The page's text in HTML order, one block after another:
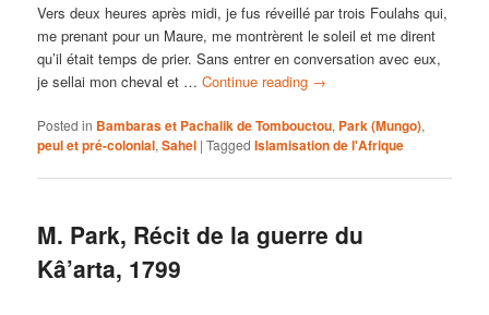
Vers deux heures après midi, je fus réveillé par trois Foulahs qui,
me prenant pour un Maure, me montrèrent le soleil et me dirent
qu’il était temps de prier. Sans entrer en conversation avec eux,
je sellai mon cheval et …Continue reading →
Posted in Bambaras et Pachalik de Tombouctou, Park (Mungo),
peul et pré-colonial,Sahel |Tagged Islamisation de l'Afrique
M. Park, Récit de la guerre du
Kâ’arta, 1799